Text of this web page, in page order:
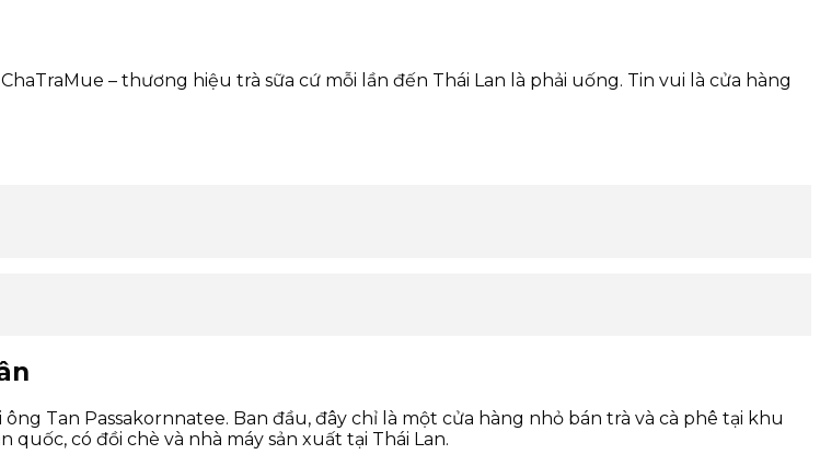
– thương hiệu trà sữa cứ mỗi lần đến Thái Lan là phải uống. Tin vui là cửa hàng
Tan Passakornnatee. Ban đầu, đây chỉ là một cửa hàng nhỏ bán trà và cà phê tại khu
có đồi chè và nhà máy sản xuất tại Thái Lan.